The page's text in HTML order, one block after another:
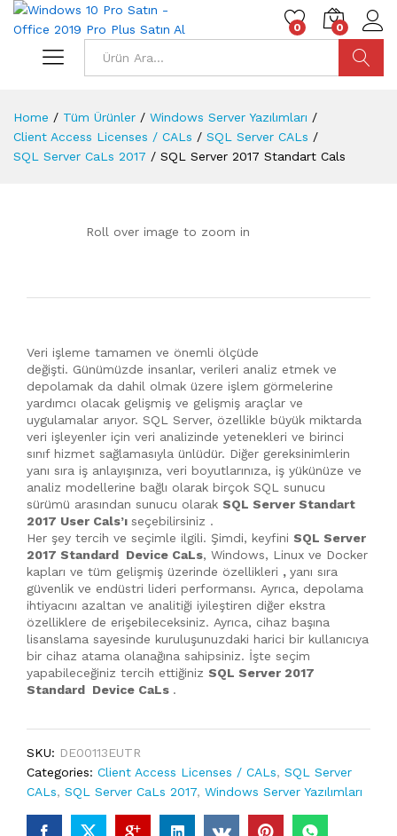
0 0
Home / Tüm Ürünler / Windows Server Yazılımları /
Client Access Licenses / CALs / SQL Server CALs /
SQL Server CaLs 2017 / SQL Server 2017 Standart Cals
Roll over image to zoom in
Veri işleme tamamen ve önemli ölçüde
değişti. Günümüzde insanlar, verileri analiz etmek ve
depolamak da dahil olmak üzere işlem görmelerine
yardımcı olacak gelişmiş ve gelişmiş araçlar ve
uygulamalar arıyor. SQL Server, özellikle büyük miktarda
veri işleyenler için veri analizinde yetenekleri ve birinci
sınıf hizmet sağlamasıyla ünlüdür. Diğer gereksinimlerin
yanı sıra iş anlayışınıza, veri boyutlarınıza, iş yükünüze ve
analiz modellerine bağlı olarak birçok SQL sunucu
sürümü arasından sunucu olarak SQL Server Standart
2017 User Cals’ı seçebilirsiniz .
Her şey tercih ve seçimle ilgili. Şimdi, keyfini SQL Server
2017 Standard Device CaLs, Windows, Linux ve Docker
kapları ve tüm gelişmiş üzerinde özellikleri , yanı sıra
güvenlik ve endüstri lideri performansı. Ayrıca, depolama
ihtiyacını azaltan ve analitiği iyileştiren diğer ekstra
özelliklere de erişebileceksiniz. Ayrıca, cihaz başına
lisanslama sayesinde kuruluşunuzdaki harici bir kullanıcıya
bir cihaz atama olanağına sahipsiniz. İşte seçim
yapabileceğiniz tercih ettiğiniz SQL Server 2017
Standard Device CaLs .
SKU: DE00113EUTR
Categories: Client Access Licenses / CALs, SQL Server
CALs, SQL Server CaLs 2017, Windows Server Yazılımları